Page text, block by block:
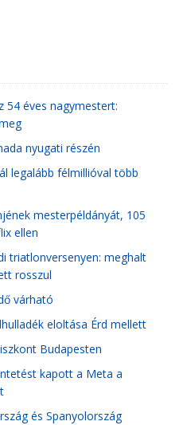
54 éves nagymestert:
nyugati részén
legalább félmillióval több
mesterpéldányát, 105
ellen
triatlonversenyen: meghalt
rosszul
várható
eloltása Érd mellett
Budapesten
kapott a Meta a
és Spanyolország